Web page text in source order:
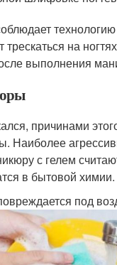
трескаться на
выполнения
причинами
Наиболее
с гелем
в бытовой химии.
под